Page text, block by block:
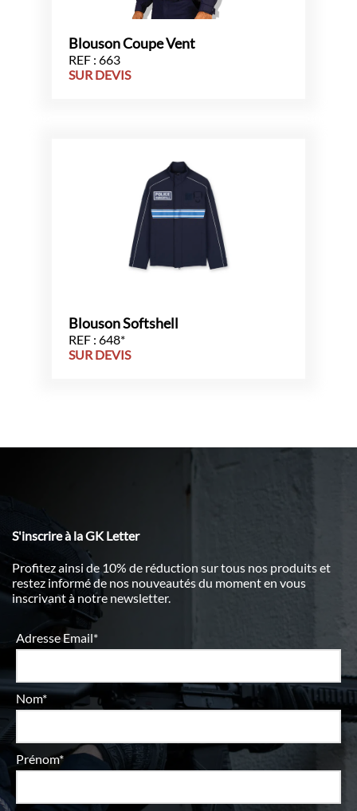
Blouson Coupe Vent
REF : 663
SUR DEVIS
Blouson Softshell
REF : 648*
SUR DEVIS
S'inscrire à la GK Letter
Profitez ainsi de 10% de réduction sur tous nos produits et
restez informé de nos nouveautés du moment en vous
inscrivant à notre newsletter.
Adresse Email*
Nom*
Prénom*